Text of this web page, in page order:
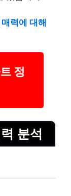
력에 대해
정
분석